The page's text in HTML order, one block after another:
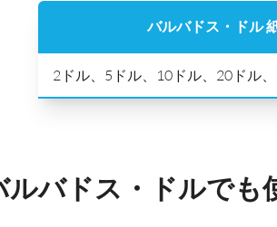
バルバドス・ドル
2ドル、5ドル、10ドル、20ドル
ルバドス・ドルでも